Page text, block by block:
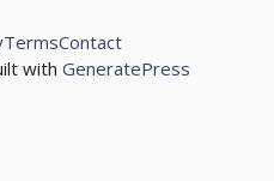
with GeneratePress
TermsContact